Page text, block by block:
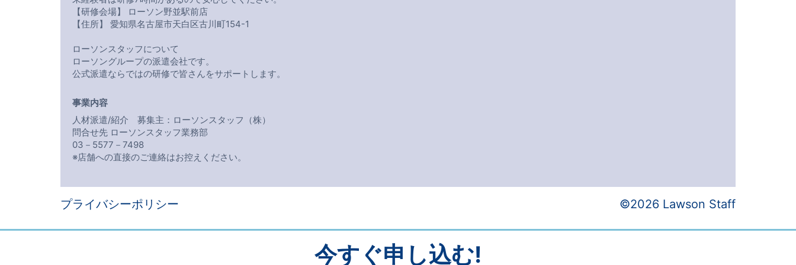
【研修会場】 ローソン野並駅前店
【住所】 愛知県名古屋市天白区古川町154-1
ローソンスタッフについて
ローソングループの派遣会社です。
公式派遣ならではの研修で皆さんをサポートします。
事業内容
人材派遣/紹介 募集主：ローソンスタッフ（株）
問合せ先 ローソンスタッフ業務部
03－5577－7498
※店舗への直接のご連絡はお控えください。
今すぐ申し込む!
プライバシーポリシー ©2026 Lawson Staff